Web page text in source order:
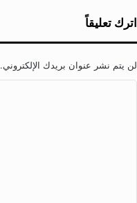
ت
ط
ع
اترك تعليقاً
لن يتم نشر عنوان بريدك الإلكتروني.